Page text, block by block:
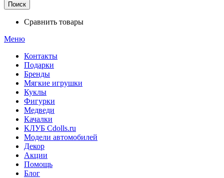
Поиск
Сравнить товары
Меню
Контакты
Подарки
Бренды
Мягкие игрушки
Куклы
Фигурки
Медведи
Качалки
КЛУБ Cdolls.ru
Модели автомобилей
Декор
Акции
Помощь
Блог